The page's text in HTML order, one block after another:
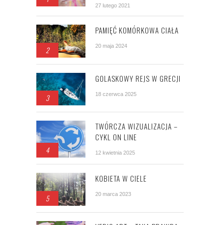
27 lutego 2021
2
PAMIĘĆ KOMÓRKOWA CIAŁA
20 maja 2024
3
GOLASKOWY REJS W GRECJI
18 czerwca 2025
4
TWÓRCZA WIZUALIZACJA –
CYKL ON LINE
12 kwietnia 2025
5
KOBIETA W CIELE
20 marca 2023